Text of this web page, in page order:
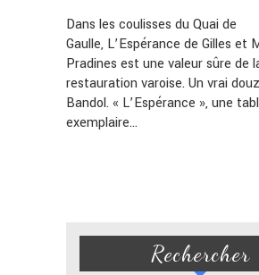
Dans les coulisses du Quai de
Gaulle, L’Espérance de Gilles et
Pradines est une valeur sûre de
restauration varoise. Un vrai
Bandol. « L’Espérance », une
exemplaire…
Rechercher